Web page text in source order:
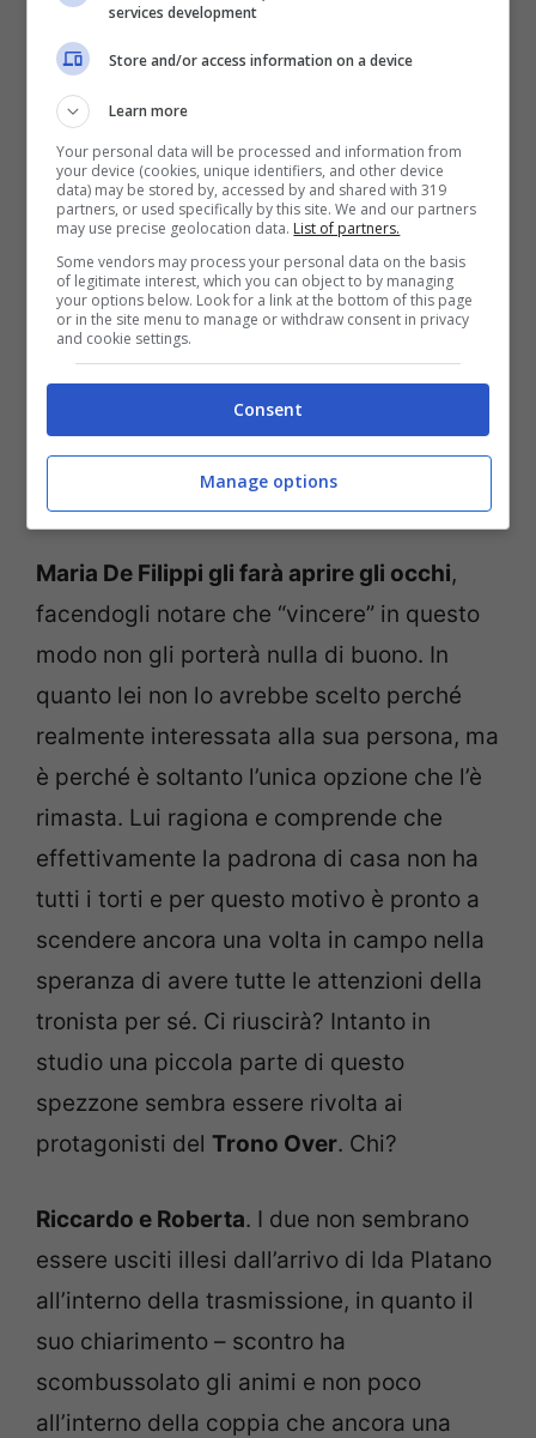
fronte al loro riavvicinamento.
Sophie ci resterà male e rimarrà piuttosto
spiazzata, che forse quella confessione sia
stata fatta soltanto per avere una reazione
da parte del suo corteggiatore?Matteo,
chericeverà una sonora batosta nelle
prossime puntate, è “felice” della
situazione che si ritrova davanti, convinto
di non avere alcuna competizione di fronte
a sé, essendo rimasto l’unico corteggiatore
di lei, e di non avere problemi nel
Maria De Filippi gli farà aprire gli occhi,
facendogli notare che “vincere” in questo
modo non gli porterà nulla di buono. In
quanto lei non lo avrebbe scelto perché
realmente interessata alla sua persona, ma
è perché è soltanto l’unica opzione che l’è
rimasta. Lui ragiona e comprende che
effettivamente la padrona di casa non ha
tutti i torti e per questo motivo è pronto a
scendere ancora una volta in campo nella
speranza di avere tutte le attenzioni della
tronista per sé. Ci riuscirà? Intanto in
studio una piccola parte di questo
spezzone sembra essere rivolta ai
protagonisti del Trono Over. Chi?
Riccardo e Roberta. I due non sembrano
essere usciti illesi dall’arrivo di Ida Platano
all’interno della trasmissione, in quanto il
suo chiarimento – scontro ha
scombussolato gli animi e non poco
all’interno della coppia che ancora una
services development
Store and/or access information on a device
Learn more
Your personal data will be processed and information from
your device (cookies, unique identifiers, and other device
data) may be stored by, accessed by and shared with 319
partners, or used specifically by this site. We and our partners
may use precise geolocation data. List of partners.
Some vendors may process your personal data on the basis
of legitimate interest, which you can object to by managing
your options below. Look for a link at the bottom of this page
or in the site menu to manage or withdraw consent in privacy
and cookie settings.
Consent
Manage options